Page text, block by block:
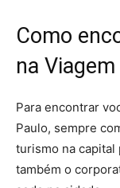
Como
na
Para encontrar
Paulo, sempre
turismo na capital
também o